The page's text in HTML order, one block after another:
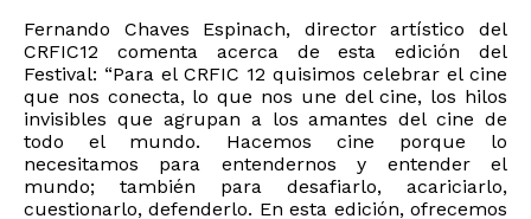
Fernando Chaves Espinach, director artístico del
CRFIC12 comenta acerca de esta edición del
Festival: “Para el CRFIC 12 quisimos celebrar el cine
que nos conecta, lo que nos une del cine, los hilos
invisibles que agrupan a los amantes del cine de
todo el mundo. Hacemos cine porque lo
necesitamos para entendernos y entender el
mundo; también para desafiarlo, acariciarlo,
cuestionarlo, defenderlo. En esta edición, ofrecemos